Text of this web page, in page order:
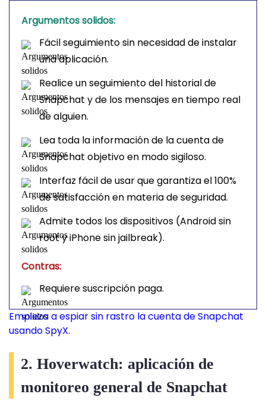
Argumentos solidos:
Fácil seguimiento sin necesidad de instalar
una aplicación.
Realice un seguimiento del historial de
Snapchat y de los mensajes en tiempo real
de alguien.
Lea toda la información de la cuenta de
Snapchat objetivo en modo sigiloso.
Interfaz fácil de usar que garantiza el 100%
de satisfacción en materia de seguridad.
Admite todos los dispositivos (Android sin
root y iPhone sin jailbreak).
Contras:
Requiere suscripción paga.
Empieza a espiar sin rastro la cuenta de Snapchat
usando SpyX.
2. Hoverwatch: aplicación de
monitoreo general de Snapchat